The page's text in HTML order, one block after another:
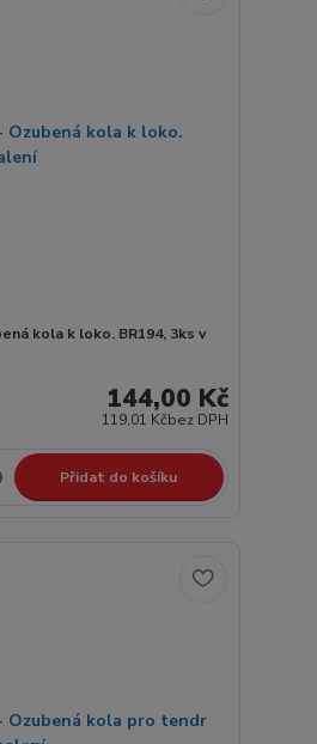
kola k loko. BR194, 3ks v
144,00 Kč
119,01 Kčbez DPH
Přidat do košíku